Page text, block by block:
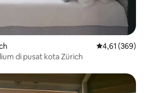
Nilai rata-rata
4,61 (369)
di pusat kota Zürich